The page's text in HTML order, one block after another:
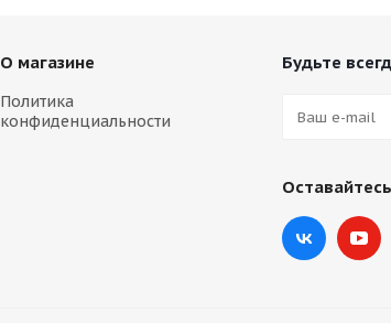
О магазине
Политика
конфиденциальности
Будьте